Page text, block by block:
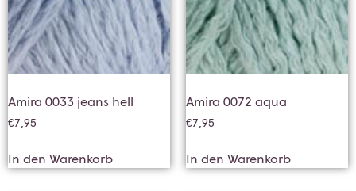
Amira 0033 jeans hell
€7,95
In den Warenkorb
Amira 0072 aqua
€7,95
In den Warenkorb